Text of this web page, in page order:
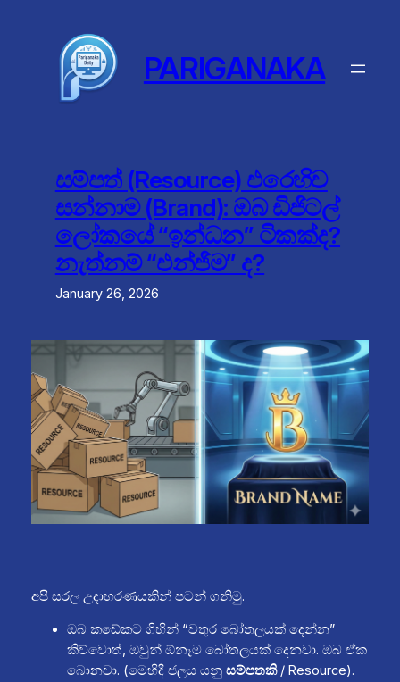
PARIGANAKA
සම්පත් (Resource) එරෙහිව
සන්නාම (Brand): ඔබ ඩිජිටල්
ලෝකයේ “ඉන්ධන” ටිකක්ද?
නැත්නම් “එන්ජිම” ද?
January 26, 2026
අපි සරල උදාහරණයකින් පටන් ගනිමු.
ඔබ කඩේකට ගිහින් “වතුර බෝතලයක් දෙන්න”
කිව්වොත්, ඔවුන් ඕනෑම බෝතලයක් දෙනවා. ඔබ ඒක
බොනවා. (මෙහිදී ජලය යනු සම්පතකි/ Resource).